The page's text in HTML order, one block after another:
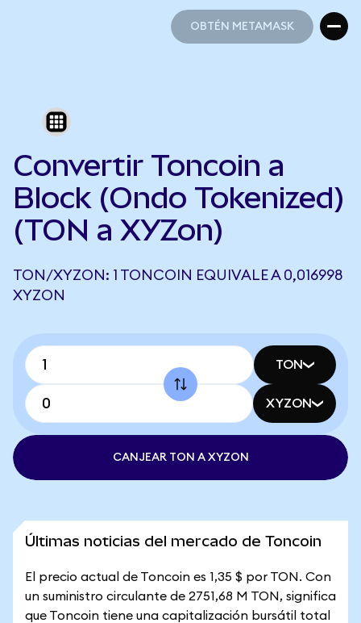
OBTÉN METAMASK
Convertir Toncoin a
Block (Ondo Tokenized)
(TON a XYZon)
TON/XYZON: 1 TONCOIN EQUIVALE A 0,016998
XYZON
TON
XYZON
CANJEAR TON A XYZON
Últimas noticias del mercado de Toncoin
El precio actual de Toncoin es 1,35 $ por TON. Con
un suministro circulante de 2751,68 M TON, significa
que Toncoin tiene una capitalización bursátil total